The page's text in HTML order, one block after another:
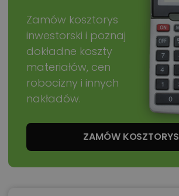
Zamów kosztorys
inwestorski i poznaj
dokładne koszty
materiałów, cen
robocizny i innych
nakładów.
ZAMÓW KOSZTORYS